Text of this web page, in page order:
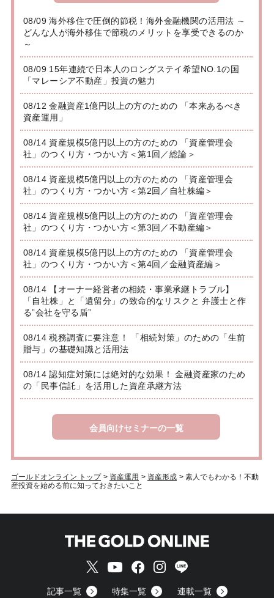
08/09 海外移住で圧倒的節税！海外金融機関の活用法 ～
どんな人が海外移住で節税のメリットを享受できるのか
～
08/09 15年連続で日本人のロングステイ希望NO.1の国
「マレーシア不動産」投資の魅力
08/12 金融資産1億円以上の方のための 「本来あるべき
資産運用」
08/14 資産規模5億円以上の方のための 「資産管理会
社」のつくり方・つかい方＜第1回／総論＞
08/14 資産規模5億円以上の方のための 「資産管理会
社」のつくり方・つかい方＜第2回／自社株編＞
08/14 資産規模5億円以上の方のための 「資産管理会
社」のつくり方・つかい方＜第3回／不動産編＞
08/14 資産規模5億円以上の方のための 「資産管理会
社」のつくり方・つかい方＜第4回／金融資産編＞
08/14 【オーナー経営者の相続・事業承継トラブル】
「自社株」と「遺留分」の致命的なリスクと 弁護士と作
る”会社を守る盾”
08/14 税務調査に要注意！ 「相続対策」のための「生前
贈与」の基礎知識と活用法
08/14 認知症対策には絶対的な効果！ 金融資産家のため
の「民事信託」を活用した資産承継方法
会員向けセミナーの一覧
ゴールドオンライン トップ > 資産運用 > 資産形成 > 素人でもわかる！不動
産投資を始める前に知っておきたいこと
記事一覧 特集一覧 連載一覧